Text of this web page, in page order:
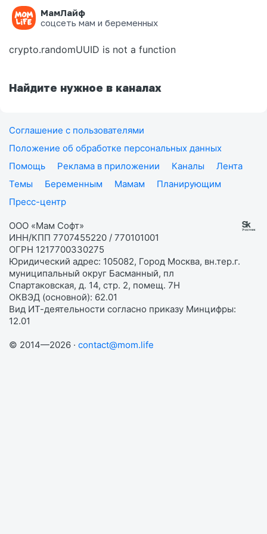
МамЛайф
соцсеть мам и беременных
Ошибка на странице
crypto.randomUUID is not a function
Найдите нужное в каналах
Соглашение с пользователями
Положение об обработке персональных данных
Помощь
Реклама в приложении Каналы
Лента
Темы
Беременным Мамам
Планирующим
Пресс-центр
ООО «Мам Софт»
ИНН/КПП 7707455220 / 770101001
ОГРН 1217700330275
Юридический адрес: 105082, Город Москва, вн.тер.г.
муниципальный округ Басманный, пл
Спартаковская, д. 14, стр. 2, помещ. 7Н
ОКВЭД (основной): 62.01
Вид ИТ-деятельности согласно приказу Минцифры:
12.01
© 2014—2026 · contact@mom.life